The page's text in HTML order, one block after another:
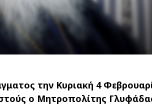
την Κυριακή 4
ο Μητροπολίτης